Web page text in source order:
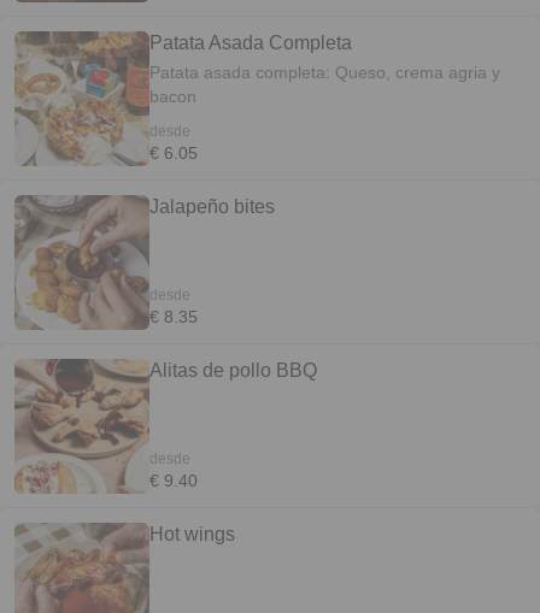
Patata Asada Completa
Patata asada completa: Queso, crema agria y
bacon
desde
€ 6.05
Jalapeño bites
desde
€ 8.35
Alitas de pollo BBQ
desde
€ 9.40
Hot wings